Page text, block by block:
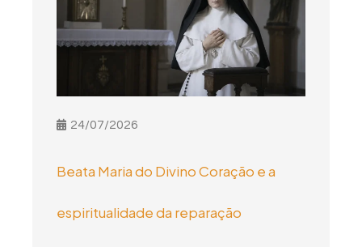
24/07/2026
Beata Maria do Divino Coração e a
espiritualidade da reparação